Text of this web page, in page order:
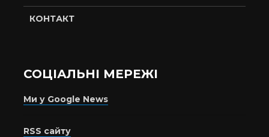
КОНТАКТ
СОЦІАЛЬНІ МЕРЕЖІ
Ми у Google News
RSS сайту